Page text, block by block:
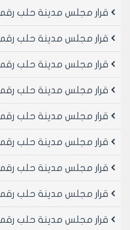
قرار مجلس مدينة حلب رقم 15 لعام 2021
قرار مجلس مدينة حلب رقم 18 لعام 2021
قرار مجلس مدينة حلب رقم 18 لعام 2021
قرار مجلس مدينة حلب رقم 19 لعام 2021
قرار مجلس مدينة حلب رقم 27 لعام 2021
قرار مجلس مدينة حلب رقم 28 لعام 2021
قرار مجلس مدينة حلب رقم 29 لعام 2021
قرار مجلس مدينة حلب رقم 31 لعام 2021
قرار مجلس مدينة حلب رقم 32 لعام 2021